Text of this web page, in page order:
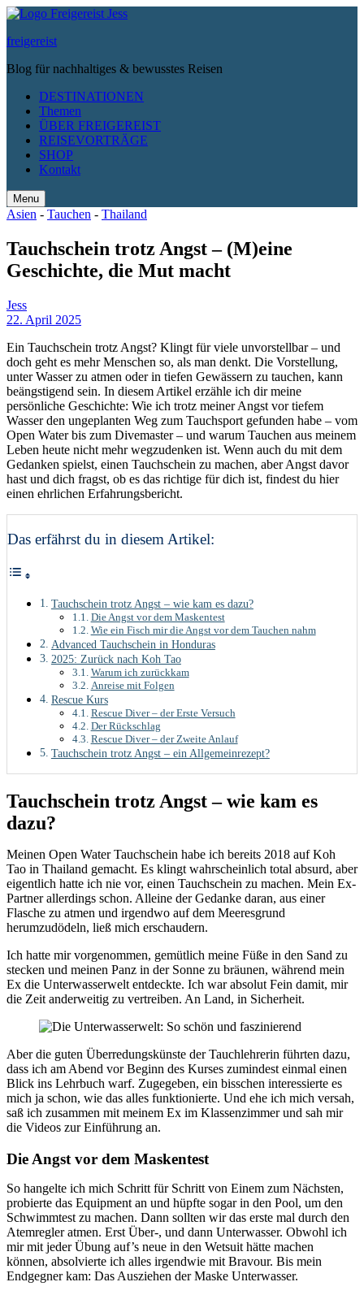
freigereist
Blog für nachhaltiges & bewusstes Reisen
DESTINATIONEN
Themen
ÜBER FREIGEREIST
REISEVORTRÄGE
SHOP
Kontakt
Menu
Search
Asien - Tauchen - Thailand
Tauchschein trotz Angst – (M)eine
Geschichte, die Mut macht
Jess
22. April 2025
Ein Tauchschein trotz Angst? Klingt für viele unvorstellbar – und
doch geht es mehr Menschen so, als man denkt. Die Vorstellung,
unter Wasser zu atmen oder in tiefen Gewässern zu tauchen, kann
beängstigend sein. In diesem Artikel erzähle ich dir meine
persönliche Geschichte: Wie ich trotz meiner Angst vor tiefem
Wasser den ungeplanten Weg zum Tauchsport gefunden habe – vom
Open Water bis zum Divemaster – und warum Tauchen aus meinem
Leben heute nicht mehr wegzudenken ist. Wenn auch du mit dem
Gedanken spielst, einen Tauchschein zu machen, aber Angst davor
hast und dich fragst, ob es das richtige für dich ist, findest du hier
einen ehrlichen Erfahrungsbericht.
Das erfährst du in diesem Artikel:
Tauchschein trotz Angst – wie kam es dazu?
Die Angst vor dem Maskentest
Wie ein Fisch mir die Angst vor dem Tauchen nahm
Advanced Tauchschein in Honduras
2025: Zurück nach Koh Tao
Warum ich zurückkam
Anreise mit Folgen
Rescue Kurs
Rescue Diver – der Erste Versuch
Der Rückschlag
Rescue Diver – der Zweite Anlauf
Tauchschein trotz Angst – ein Allgemeinrezept?
Tauchschein trotz Angst – wie kam es
dazu?
Meinen Open Water Tauchschein habe ich bereits 2018 auf Koh
Tao in Thailand gemacht. Es klingt wahrscheinlich total absurd, aber
eigentlich hatte ich nie vor, einen Tauchschein zu machen. Mein Ex-
Partner allerdings schon. Alleine der Gedanke daran, aus einer
Flasche zu atmen und irgendwo auf dem Meeresgrund
herumzudödeln, ließ mich erschaudern.
Ich hatte mir vorgenommen, gemütlich meine Füße in den Sand zu
stecken und meinen Panz in der Sonne zu bräunen, während mein
Ex die Unterwasserwelt entdeckte. Ich war absolut Fein damit, mir
die Zeit anderweitig zu vertreiben. An Land, in Sicherheit.
Aber die guten Überredungskünste der Tauchlehrerin führten dazu,
dass ich am Abend vor Beginn des Kurses zumindest einmal einen
Blick ins Lehrbuch warf. Zugegeben, ein bisschen interessierte es
mich ja schon, wie das alles funktionierte. Und ehe ich mich versah,
saß ich zusammen mit meinem Ex im Klassenzimmer und sah mir
die Videos zur Einführung an.
Die Angst vor dem Maskentest
So hangelte ich mich Schritt für Schritt von Einem zum Nächsten,
probierte das Equipment an und hüpfte sogar in den Pool, um den
Schwimmtest zu machen. Dann sollten wir das erste mal durch den
Atemregler atmen. Erst Über-, und dann Unterwasser. Obwohl ich
mir mit jeder Übung auf’s neue in den Wetsuit hätte machen
können, absolvierte ich alles irgendwie mit Bravour. Bis mein
Endgegner kam: Das Ausziehen der Maske Unterwasser.